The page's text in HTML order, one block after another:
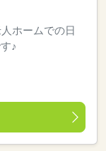
ホームでの日
♪